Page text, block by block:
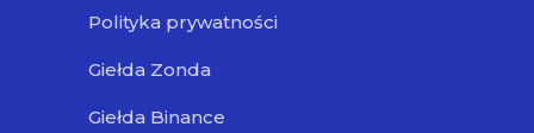
Polityka prywatności
Giełda Zonda
Giełda Binance